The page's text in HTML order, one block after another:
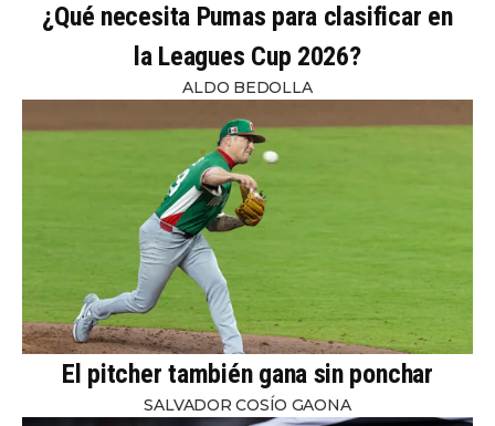
¿Qué necesita Pumas para clasificar en
la Leagues Cup 2026?
ALDO BEDOLLA
El pitcher también gana sin ponchar
SALVADOR COSÍO GAONA